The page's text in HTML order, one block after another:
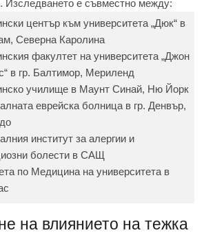
Изследването е съвместно между:
център към университета „Дюк“ в
Северна Каролина
факултет на университета „Джон
в гр. Балтимор, Мериленд
училище в Маунт Синай, Ню Йорк
еврейска болница в гр. Денвър,
институт за алергии и
болести в САЩ
по Медицина на университета в
на влиянието на тежка